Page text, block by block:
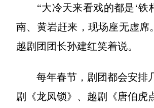
“大冷天来看戏的都是‘铁
南、黄岩赶来，现场座无虚
越剧团团长孙建红笑着说。
每年春节，剧团都会安排几
剧《龙凤锁》、越剧《唐伯虎